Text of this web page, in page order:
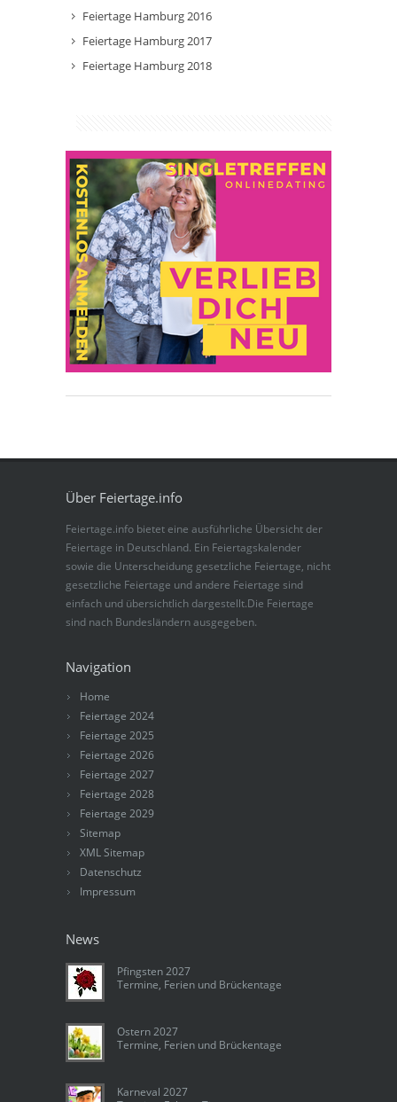
Feiertage Hamburg 2016
Feiertage Hamburg 2017
Feiertage Hamburg 2018
Über Feiertage.info
Feiertage.info bietet eine ausführliche Übersicht der
Feiertage in Deutschland. Ein Feiertagskalender
sowie die Unterscheidung gesetzliche Feiertage, nicht
gesetzliche Feiertage und andere Feiertage sind
einfach und übersichtlich dargestellt.Die Feiertage
sind nach Bundesländern ausgegeben.
Navigation
Home
Feiertage 2024
Feiertage 2025
Feiertage 2026
Feiertage 2027
Feiertage 2028
Feiertage 2029
Sitemap
XML Sitemap
Datenschutz
Impressum
News
Pfingsten 2027
Termine, Ferien und Brückentage
Ostern 2027
Termine, Ferien und Brückentage
Karneval 2027